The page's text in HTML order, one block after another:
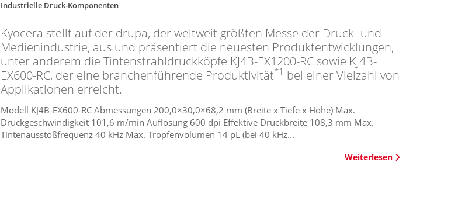
Industrielle Druck-Komponenten
Kyocera stellt auf der drupa, der weltweit größten Messe der Druck- und
Medienindustrie, aus und präsentiert die neuesten Produktentwicklungen,
unter anderem die Tintenstrahldruckköpfe KJ4B-EX1200-RC sowie KJ4B-
EX600-RC, der eine branchenführende Produktivität*1 bei einer Vielzahl von
Applikationen erreicht.
Modell KJ4B-EX600-RC Abmessungen 200,0×30,0×68,2 mm (Breite x Tiefe x Höhe) Max.
Druckgeschwindigkeit 101,6 m/min Auflösung 600 dpi Effektive Druckbreite 108,3 mm Max.
Tintenausstoßfrequenz 40 kHz Max. Tropfenvolumen 14 pL (bei 40 kHz...
Weiterlesen